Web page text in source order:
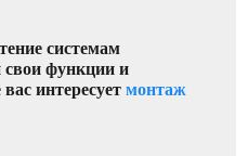
системам
свои функции и
интересует монтаж